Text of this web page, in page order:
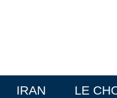
IRAN LE